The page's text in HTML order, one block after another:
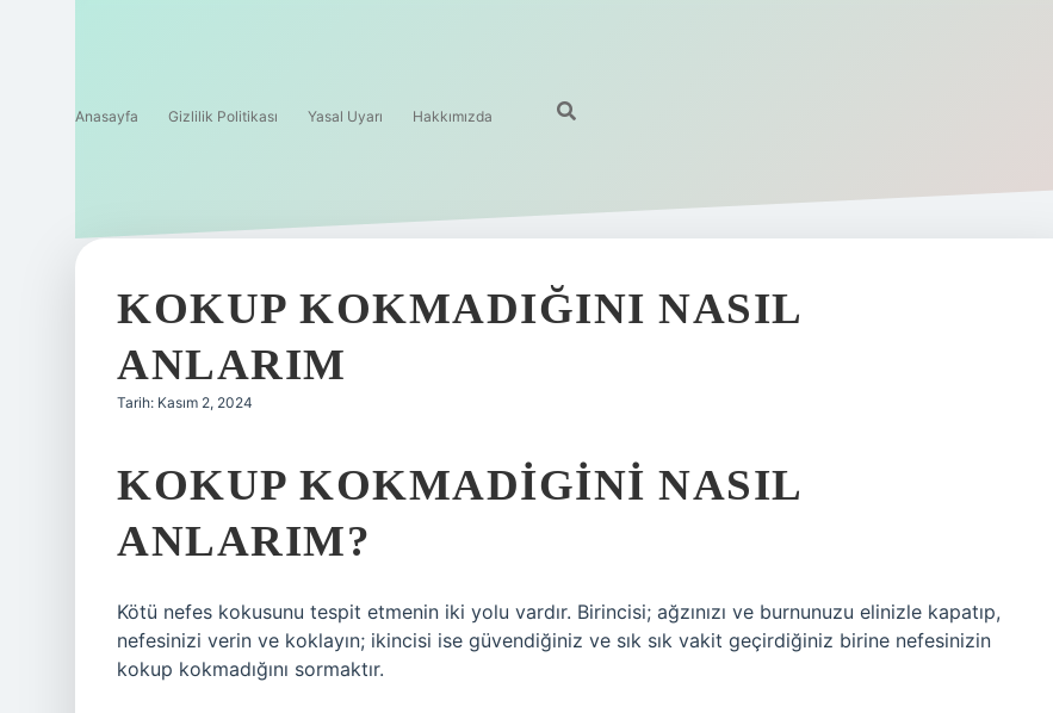
Anasayfa Gizlilik Politikası Yasal Uyarı Hakkımızda
KOKUP KOKMADIĞINI NASIL
ANLARIM
Tarih: Kasım 2, 2024
KOKUP KOKMADIGINI NASIL
ANLARIM?
Kötü nefes kokusunu tespit etmenin iki yolu vardır. Birincisi; ağzınızı ve burnunuzu elinizle kapatıp,
nefesinizi verin ve koklayın; ikincisi ise güvendiğiniz ve sık sık vakit geçirdiğiniz birine nefesinizin
kokup kokmadığını sormaktır.